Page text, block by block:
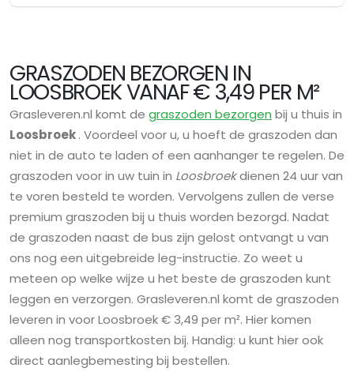
GRASZODEN BEZORGEN IN
LOOSBROEK VANAF € 3,49 PER M²
Grasleveren.nl komt de graszoden bezorgen bij u thuis in
Loosbroek. Voordeel voor u, u hoeft de graszoden dan
niet in de auto te laden of een aanhanger te regelen. De
graszoden voor in uw tuin in Loosbroekdienen 24 uur van
te voren besteld te worden. Vervolgens zullen de verse
premium graszoden bij u thuis worden bezorgd. Nadat
de graszoden naast de bus zijn gelost ontvangt u van
ons nog een uitgebreide leg-instructie. Zo weet u
meteen op welke wijze u het beste de graszoden kunt
leggen en verzorgen. Grasleveren.nl komt de graszoden
leveren in voor Loosbroek € 3,49 per m². Hier komen
alleen nog transportkosten bij. Handig: u kunt hier ook
direct aanlegbemesting bij bestellen.